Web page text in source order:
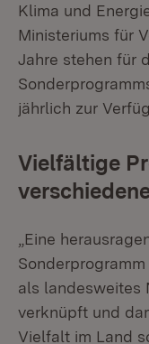
Klima und
Ministeriums für
Jahre stehen für
jährlich zur
Vielfältige
„Eine
als landesweites
verknüpft und
Vielfalt im Land